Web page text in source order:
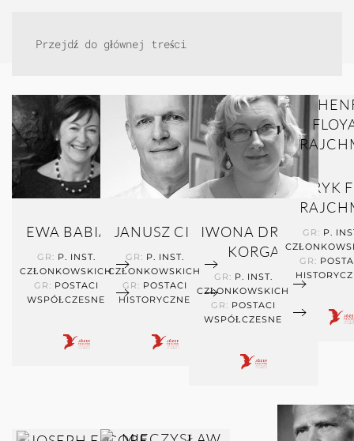
Przejdź do głównej treści
EWA BABIARZ
GR: P. INST.
CZŁONKOWSKICH
GR: POSTACI
WSPÓŁCZESNE
JANUSZ CISEK
GR: P. INST.
CZŁONKOWSKICH
GR: POSTACI
HISTORYCZNE
IWONA DRĄG-
KORGA
GR: P. INST.
CZŁONKOWSKICH
GR: POSTACI
WSPÓŁCZESNE
HENRYK
GR: P.
GR: